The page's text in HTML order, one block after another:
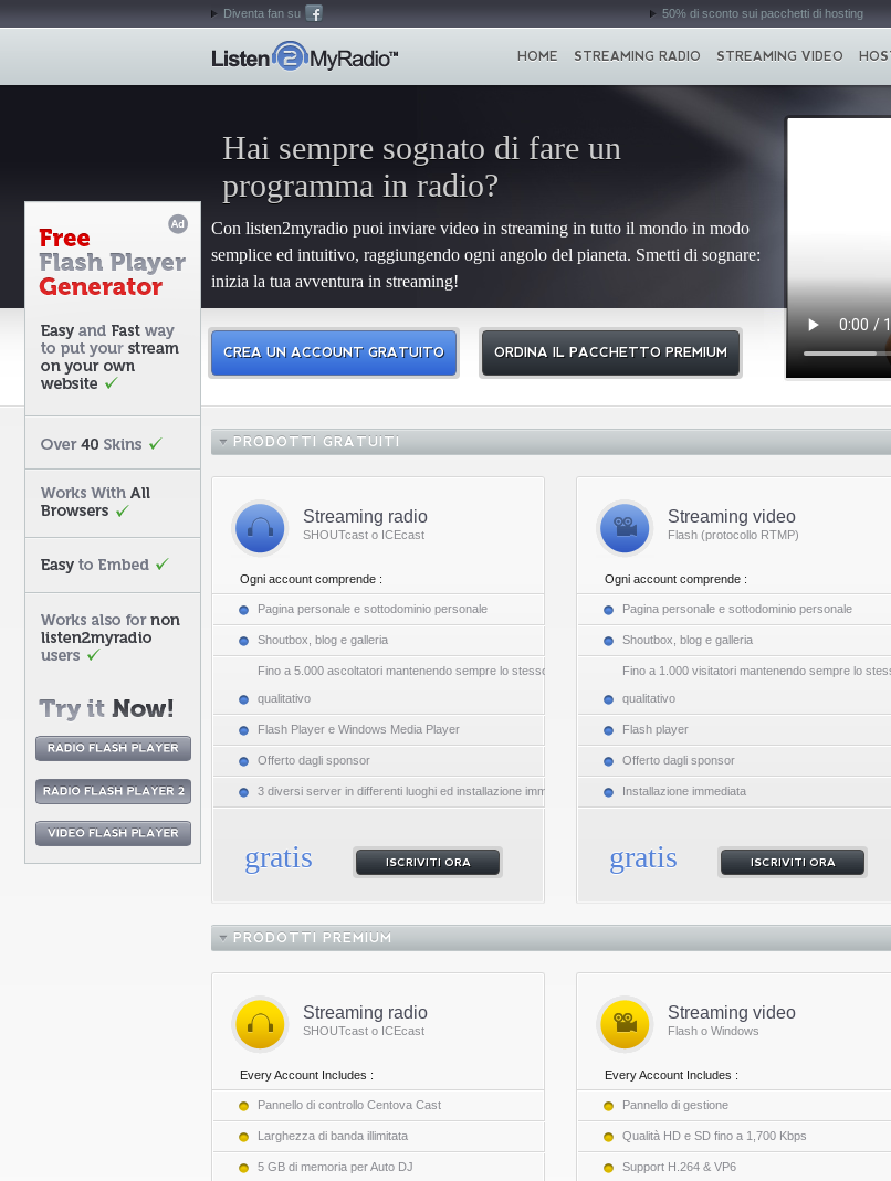
Diventa fan su 50% di sconto sui pacchetti di hosting
HOME STREAMING RADIO STREAMING VIDEO
Hai sempre sognato di fare un
programma in radio?
Con listen2myradio puoi inviare video in streaming in tutto il mondo in modo
semplice ed intuitivo, raggiungendo ogni angolo del pianeta. Smetti di sognare:
inizia la tua avventura in streaming!
CREA UN ACCOUNT GRATUITO ORDINA IL PACCHETTO PREMIUM
PRODOTTI GRATUITI
Streaming radio
SHOUTcast o ICEcast
Ogni account comprende :
Pagina personale e sottodominio personale
Shoutbox, blog e galleria
Fino a 5.000 ascoltatori mantenendo sempre lo stesso livello
qualitativo
Flash Player e Windows Media Player
Offerto dagli sponsor
3 diversi server in differenti luoghi ed installazione immediata
gratis ISCRIVITI ORA
Streaming video
Flash (protocollo RTMP)
Ogni account comprende :
Pagina personale e sottodominio personale
Shoutbox, blog e galleria
Fino a 1.000 visitatori mantenendo sempre lo
qualitativo
Flash player
Offerto dagli sponsor
Installazione immediata
gratis ISCRIVITI ORA
PRODOTTI PREMIUM
Streaming radio
SHOUTcast o ICEcast
Every Account Includes :
Pannello di controllo Centova Cast
Larghezza di banda illimitata
5 GB di memoria per Auto DJ
Streaming video
Flash o Windows
Every Account Includes :
Pannello di gestione
Qualità HD e SD fino a 1,700 Kbps
Support H.264 & VP6